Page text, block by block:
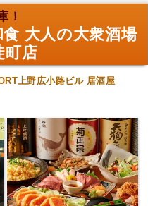
！
大人の大衆酒場
町店
上野広小路ビル 居酒屋